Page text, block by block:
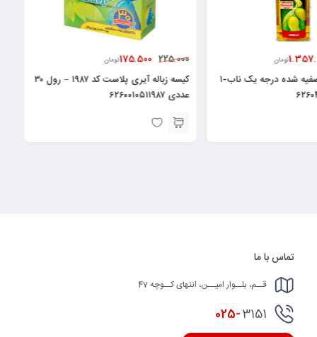
تومان
کیسه زباله آیری پلاست کد ۱۹۸۷ – رول ۳۰
225.000
175.500تومان
کیسه زباله رولی متوسط ۴۲عددی آیری
پلاس ۶۲۶۰۰۱۰۵۱۱۹۹۴
تماس با ما
قــم، بلــوار امیــن، انتهای کــوچه 47
025-3151